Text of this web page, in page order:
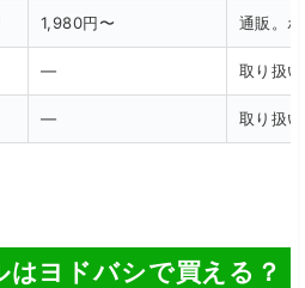
1,980円〜 通販。
— 取り扱
— 取り扱
ヨドバシで買える？